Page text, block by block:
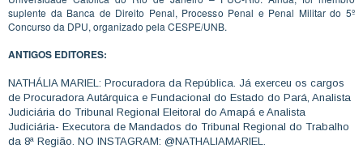
suplente da Banca de Direito Penal, Processo Penal e Penal Militar do 5º
Concurso da DPU, organizado pela CESPE/UNB.
ANTIGOS EDITORES:
NATHÁLIA MARIEL: Procuradora da República. Já exerceu os cargos
de Procuradora Autárquica e Fundacional do Estado do Pará, Analista
Judiciária do Tribunal Regional Eleitoral do Amapá e Analista
Judiciária- Executora de Mandados do Tribunal Regional do Trabalho
da 8ª Região. NO INSTAGRAM: @NATHALIAMARIEL.